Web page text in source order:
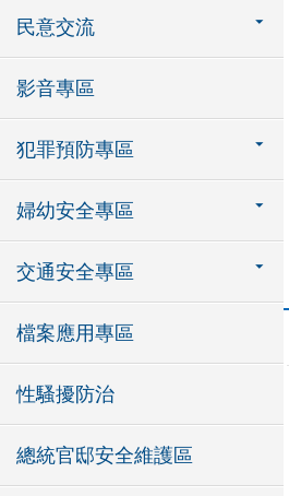
民意交流
影音專區
犯罪預防專區
婦幼安全專區
交通安全專區
檔案應用專區
性騷擾防治
總統官邸安全維護區